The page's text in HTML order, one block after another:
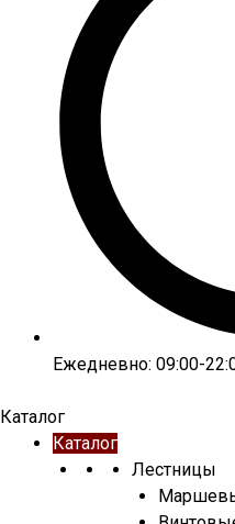
Ежедневно: 09:00-
Каталог
Каталог
Лестницы